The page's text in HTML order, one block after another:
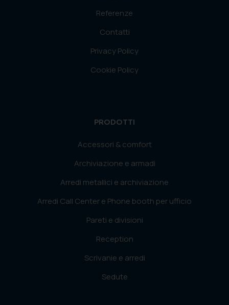
Referenze
Contatti
Privacy Policy
Cookie Policy
PRODOTTI
Accessori & comfort
Archiviazione e armadi
Arredi metallici e archiviazione
Arredi Call Center e Phone booth per ufficio
Pareti e divisioni
Reception
Scrivanie e arredi
Sedute